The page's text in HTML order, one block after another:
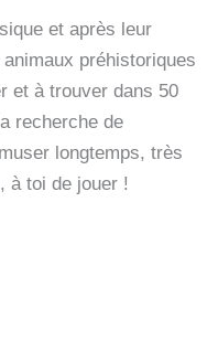
et après leur
préhistoriques
et à trouver dans 50
recherche de
longtemps, très
à toi de jouer !